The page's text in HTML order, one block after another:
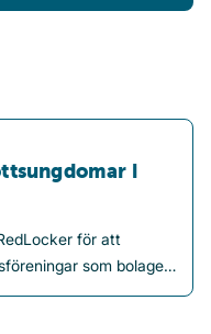
i Östersund
i
för att
som bolaget
Satsningen
mens inte ska vara